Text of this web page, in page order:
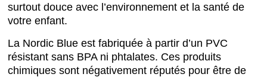
surtout douce avec l’environnement et la santé de
votre enfant.
La Nordic Blue est fabriquée à partir d’un PVC
résistant sans BPA ni phtalates. Ces produits
chimiques sont négativement réputés pour être de